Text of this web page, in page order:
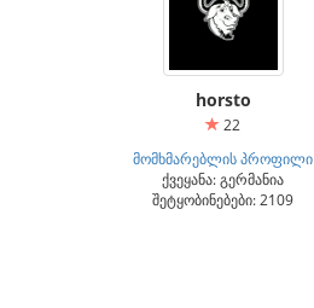
horsto
22
მომხმარებლის პროფილი
ქვეყანა: გერმანია
შეტყობინებები: 2109